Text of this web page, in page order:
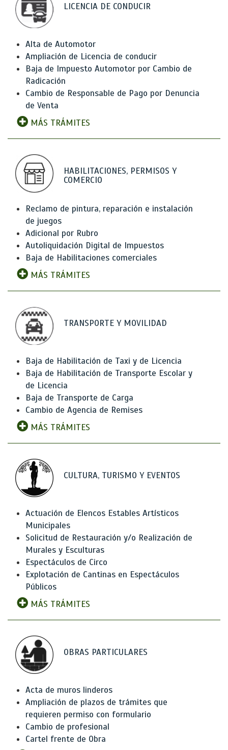
LICENCIA DE CONDUCIR
Alta de Automotor
Ampliación de Licencia de conducir
Baja de Impuesto Automotor por Cambio de
Radicación
Cambio de Responsable de Pago por Denuncia
de Venta
MÁS TRÁMITES
HABILITACIONES, PERMISOS Y
COMERCIO
Reclamo de pintura, reparación e instalación
de juegos
Adicional por Rubro
Autoliquidación Digital de Impuestos
Baja de Habilitaciones comerciales
MÁS TRÁMITES
TRANSPORTE Y MOVILIDAD
Baja de Habilitación de Taxi y de Licencia
Baja de Habilitación de Transporte Escolar y
de Licencia
Baja de Transporte de Carga
Cambio de Agencia de Remises
MÁS TRÁMITES
CULTURA, TURISMO Y EVENTOS
Actuación de Elencos Estables Artísticos
Municipales
Solicitud de Restauración y/o Realización de
Murales y Esculturas
Espectáculos de Circo
Explotación de Cantinas en Espectáculos
Públicos
MÁS TRÁMITES
OBRAS PARTICULARES
Acta de muros linderos
Ampliación de plazos de trámites que
requieren permiso con formulario
Cambio de profesional
Cartel frente de Obra